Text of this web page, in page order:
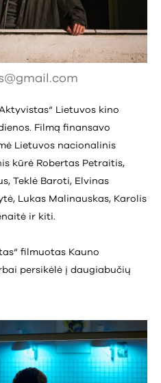
Lietuvos kino
Filmą finansavo
Lietuvos nacionalinis
kūrė Robertas Petraitis,
Teklė Baroti, Elvinas
Lukas Malinauskas, Karolis
ir kiti.
filmuotas Kauno
persikėlė į daugiabučių